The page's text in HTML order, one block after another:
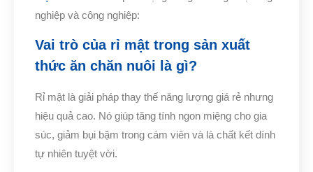
nghiệp và công nghiệp:
Vai trò của rỉ mật trong sản xuất
thức ăn chăn nuôi là gì?
Rỉ mật là giải pháp thay thế năng lượng giá rẻ nhưng
hiệu quả cao. Nó giúp tăng tính ngon miệng cho gia
súc, giảm bụi bặm trong cám viên và là chất kết dính
tự nhiên tuyệt vời.